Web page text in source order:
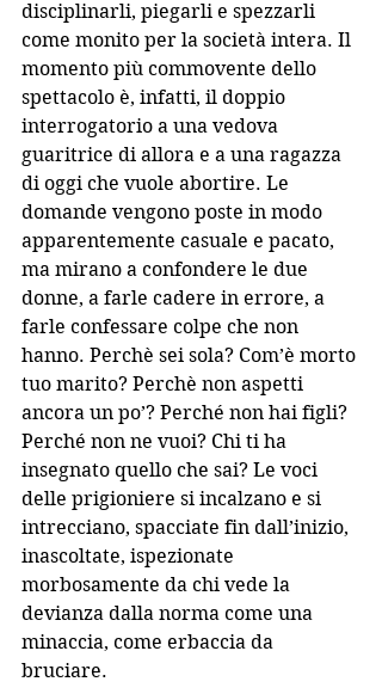
disciplinarli, piegarli e spezzarli
come monito per la società intera. Il
momento più commovente dello
spettacolo è, infatti, il doppio
interrogatorio a una vedova
guaritrice di allora e a una ragazza
di oggi che vuole abortire. Le
domande vengono poste in modo
apparentemente casuale e pacato,
ma mirano a confondere le due
donne, a farle cadere in errore, a
farle confessare colpe che non
hanno. Perchè sei sola? Com’è morto
tuo marito? Perchè non aspetti
ancora un po’? Perché non hai figli?
Perché non ne vuoi? Chi ti ha
insegnato quello che sai? Le voci
delle prigioniere si incalzano e si
intrecciano, spacciate fin dall’inizio,
inascoltate, ispezionate
morbosamente da chi vede la
devianza dalla norma come una
minaccia, come erbaccia da
bruciare.